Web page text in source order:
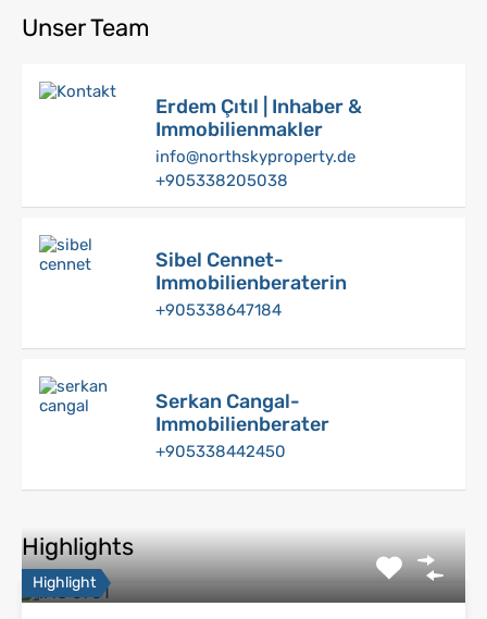
Unser Team
Erdem Çıtıl | Inhaber &
Immobilienmakler
info@northskyproperty.de
+905338205038
Sibel Cennet-
Immobilienberaterin
+905338647184
Serkan Cangal-
Immobilienberater
+905338442450
Highlights
Highlight